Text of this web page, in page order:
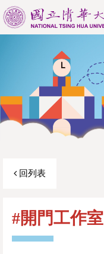
回列表
#開門工作室